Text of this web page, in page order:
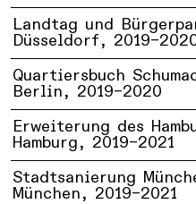
Landtag und
Düsseldorf,
Quartiersbuch
Berlin, 2019–2020
Erweiterung des
Hamburg, 2019–2021
Stadtsanierung
München, 2019–2021